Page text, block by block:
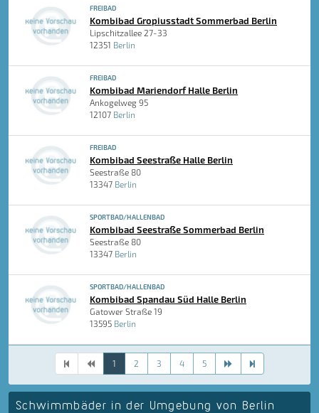
FREIBAD
Kombibad Gropiusstadt Sommerbad Berlin
Lipschitzallee 27-33
12351 Berlin
FREIBAD
Kombibad Mariendorf Halle Berlin
Ankogelweg 95
12107 Berlin
FREIBAD
Kombibad Seestraße Halle Berlin
Seestraße 80
13347 Berlin
SPORTBAD/HALLENBAD
Kombibad Seestraße Sommerbad Berlin
Seestraße 80
13347 Berlin
SPORTBAD/HALLENBAD
Kombibad Spandau Süd Halle Berlin
Gatower Straße 19
13595 Berlin
1 2 3 4 5
Schwimmbäder in der Umgebung von Berlin